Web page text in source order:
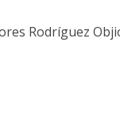
Rodríguez